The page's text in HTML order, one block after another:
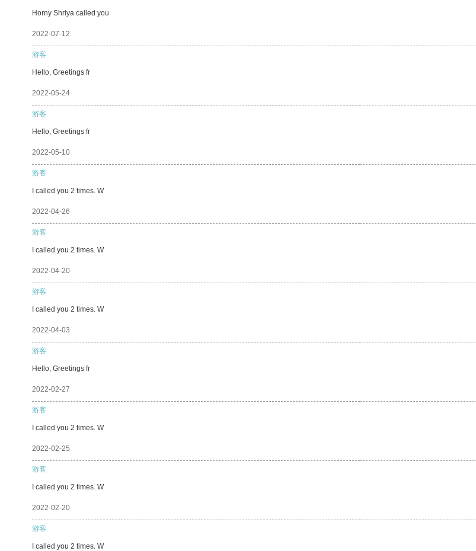
Horny Shriya called you
2022-07-12
游客
Hello, Greetings fr
2022-05-24
游客
Hello, Greetings fr
2022-05-10
游客
I called you 2 times. W
2022-04-26
游客
I called you 2 times. W
2022-04-20
游客
I called you 2 times. W
2022-04-03
游客
Hello, Greetings fr
2022-02-27
游客
I called you 2 times. W
2022-02-25
游客
I called you 2 times. W
2022-02-20
游客
I called you 2 times. W